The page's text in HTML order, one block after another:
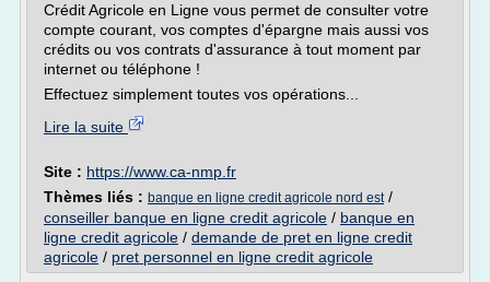
Crédit Agricole en Ligne vous permet de consulter votre
compte courant, vos comptes d'épargne mais aussi vos
crédits ou vos contrats d'assurance à tout moment par
internet ou téléphone !
Effectuez simplement toutes vos opérations...
Lire la suite
Site : https://www.ca-nmp.fr
Thèmes liés : banque en ligne credit agricole nord est/
conseiller banque en ligne credit agricole / banque en
ligne credit agricole / demande de pret en ligne credit
agricole / pret personnel en ligne credit agricole